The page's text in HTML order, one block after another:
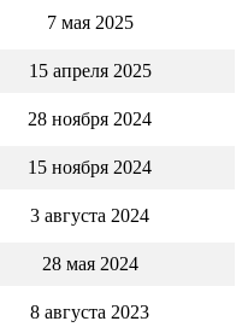
7 мая 2025
15 апреля 2025
28 ноября 2024
15 ноября 2024
3 августа 2024
28 мая 2024
8 августа 2023